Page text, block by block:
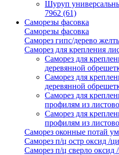
Шуруп
7962 (61)
Саморезы фасовка
Саморезы фасовка
Саморез гипс/дерево
Саморез для крепления
Саморез для
деревянной
Саморез для
деревянной
Саморез для
профилям из
Саморез для
профилям из
Саморез оконные потай
Саморез п/ц остр оксид /
Саморез п/ц сверло оксид